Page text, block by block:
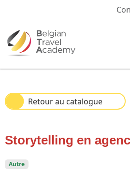
Retour au catalogue
Storytelling en
Autre